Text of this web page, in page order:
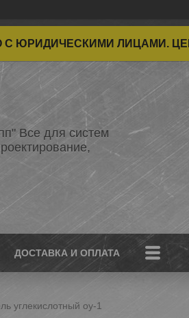
ЮРИДИЧЕСКИМИ ЛИЦАМИ.
Все для систем
ДОСТАВКА И ОПЛАТА
углекислотный оу-1